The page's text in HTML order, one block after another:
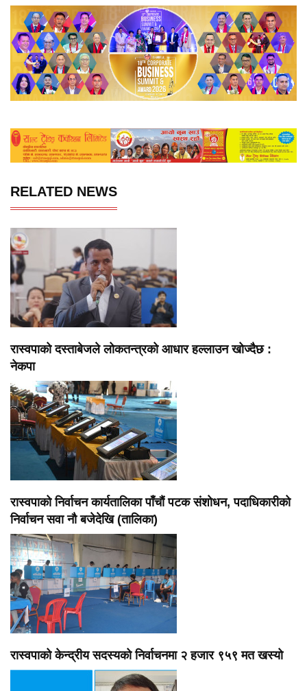
RELATED NEWS
रास्वपाको दस्ताबेजले लोकतन्त्रको आधार हल्लाउन खोज्दैछ :
नेकपा
रास्वपाको निर्वाचन कार्यतालिका पाँचौं पटक संशोधन, पदाधिकारीको
निर्वाचन सवा नौ बजेदेखि (तालिका)
रास्वपाको केन्द्रीय सदस्यको निर्वाचनमा २ हजार ९५९ मत खस्यो